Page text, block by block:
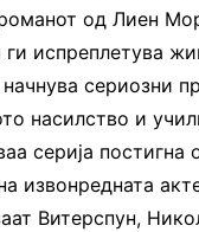
од Лиен
ги испреплетува
сериозни
насилство и
серија постигна
извонредната
Витерспун,